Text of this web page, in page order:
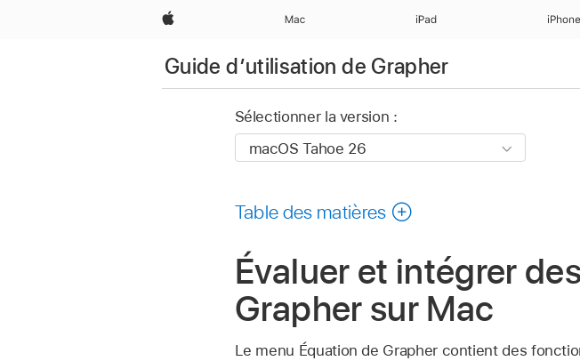
Apple Mac iPad iPhone
Guide d’utilisation de Grapher
Sélectionner la version :
Table des matières
Évaluer et intégrer
Grapher sur Mac
Le menu Équation de Grapher contient des